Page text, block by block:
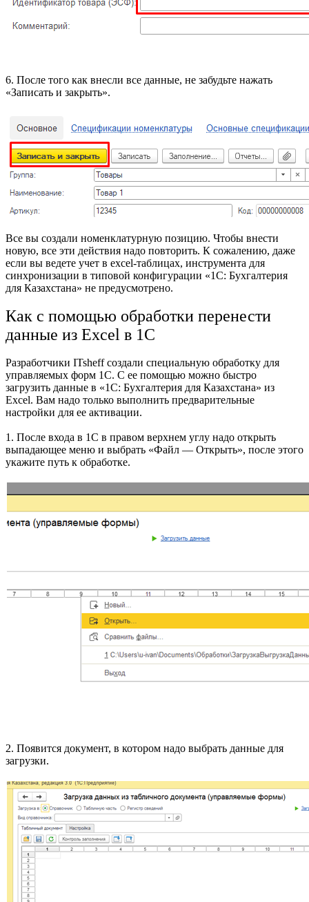
6. После того как внесли все данные, не забудьте нажать
«Записать и закрыть».
Все вы создали номенклатурную позицию. Чтобы внести
новую, все эти действия надо повторить. К сожалению, даже
если вы ведете учет в excel-таблицах, инструмента для
синхронизации в типовой конфигурации «1С: Бухгалтерия
для Казахстана» не предусмотрено.
Как с помощью обработки перенести
данные из Excel в 1С
Разработчики ITsheff создали специальную обработку для
управляемых форм 1С. С ее помощью можно быстро
загрузить данные в «1С: Бухгалтерия для Казахстана» из
Excel. Вам надо только выполнить предварительные
настройки для ее активации.
1. После входа в 1С в правом верхнем углу надо открыть
выпадающее меню и выбрать «Файл — Открыть», после этого
укажите путь к обработке.
2. Появится документ, в котором надо выбрать данные для
загрузки.